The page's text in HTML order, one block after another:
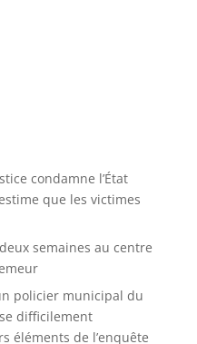
condamne l’État
que les victimes
semaines au centre
policier municipal du
difficilement
éléments de l’enquête